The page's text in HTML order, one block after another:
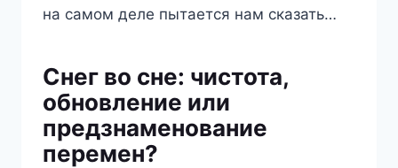
на самом деле пытается нам сказать…
Снег во сне: чистота,
обновление или
предзнаменование
перемен?